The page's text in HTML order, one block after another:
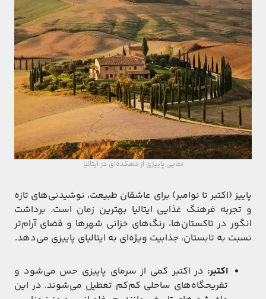
نمایی پاییزی از دهکده‌ای در ایتالیا
پاییز (اکتبر تا نوامبر) برای عاشقان طبیعت، نوشیدنی‌های تازه
و تجربه فرهنگ غذایی ایتالیا بهترین زمان است. برداشت
انگور در تاکستان‌ها، رنگ‌های خزانی شهرها و فضای آرام‌تر
نسبت به تابستان، جذابیت ویژه‌ای به ایتالیای پاییزی می‌دهد.
اکتبر: در اکتبر کمی از سرمای پاییزی حس می‌شود و
تفریحگاه‌های ساحلی کم‌کم تعطیل می‌شوند. در این